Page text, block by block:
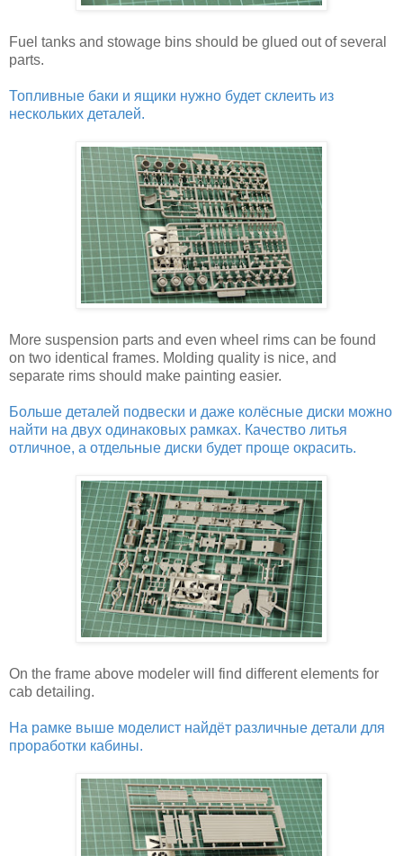
Fuel tanks and stowage bins should be glued out of several
parts.
Топливные баки и ящики нужно будет склеить из
нескольких деталей.
More suspension parts and even wheel rims can be found
on two identical frames. Molding quality is nice, and
separate rims should make painting easier.
Больше деталей подвески и даже колёсные диски можно
найти на двух одинаковых рамках. Качество литья
отличное, а отдельные диски будет проще окрасить.
On the frame above modeler will find different elements for
cab detailing.
На рамке выше моделист найдёт различные детали для
проработки кабины.